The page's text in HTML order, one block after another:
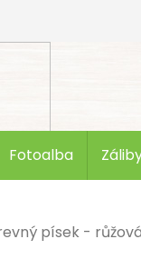
Fotoalba
písek - růžová